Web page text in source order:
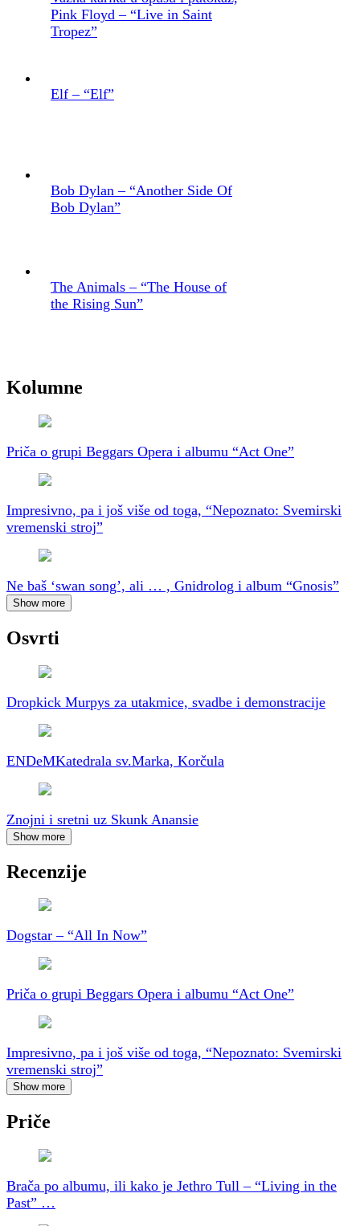
Pink Floyd – “Live in Saint
Tropez”
Elf – “Elf”
Bob Dylan – “Another Side Of
Bob Dylan”
The Animals – “The House of
the Rising Sun”
Kolumne
Priča o grupi Beggars Opera i albumu “Act One”
Impresivno, pa i još više od toga, “Nepoznato: Svemirski
vremenski stroj”
Ne baš ‘swan song’, ali … , Gnidrolog i album “Gnosis”
Show more
Osvrti
Dropkick Murpys za utakmice, svadbe i demonstracije
ENDeMKatedrala sv.Marka, Korčula
Znojni i sretni uz Skunk Anansie
Show more
Recenzije
Dogstar – “All In Now”
Priča o grupi Beggars Opera i albumu “Act One”
Impresivno, pa i još više od toga, “Nepoznato: Svemirski
vremenski stroj”
Show more
Priče
Brača po albumu, ili kako je Jethro Tull – “Living in the
Past” …